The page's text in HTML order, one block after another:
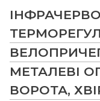
МЕТАЛЕВІ
ВОРОТА,